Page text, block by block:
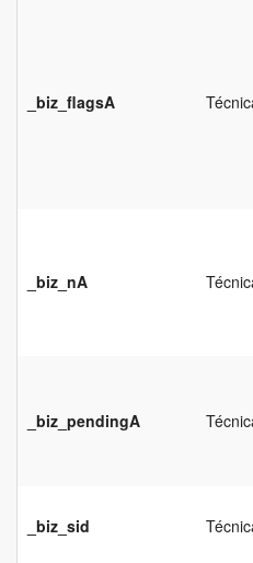
_biz_flagsA
_biz_nA
_biz_pendingA
_biz_sid